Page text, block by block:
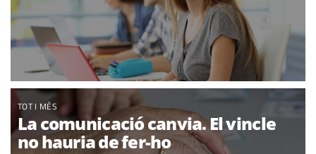
TOT I MÉS
La comunicació canvia. El vincle
no hauria de fer-ho